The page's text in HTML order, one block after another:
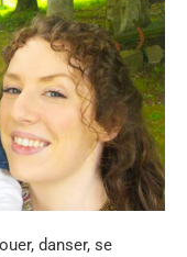
danser, se